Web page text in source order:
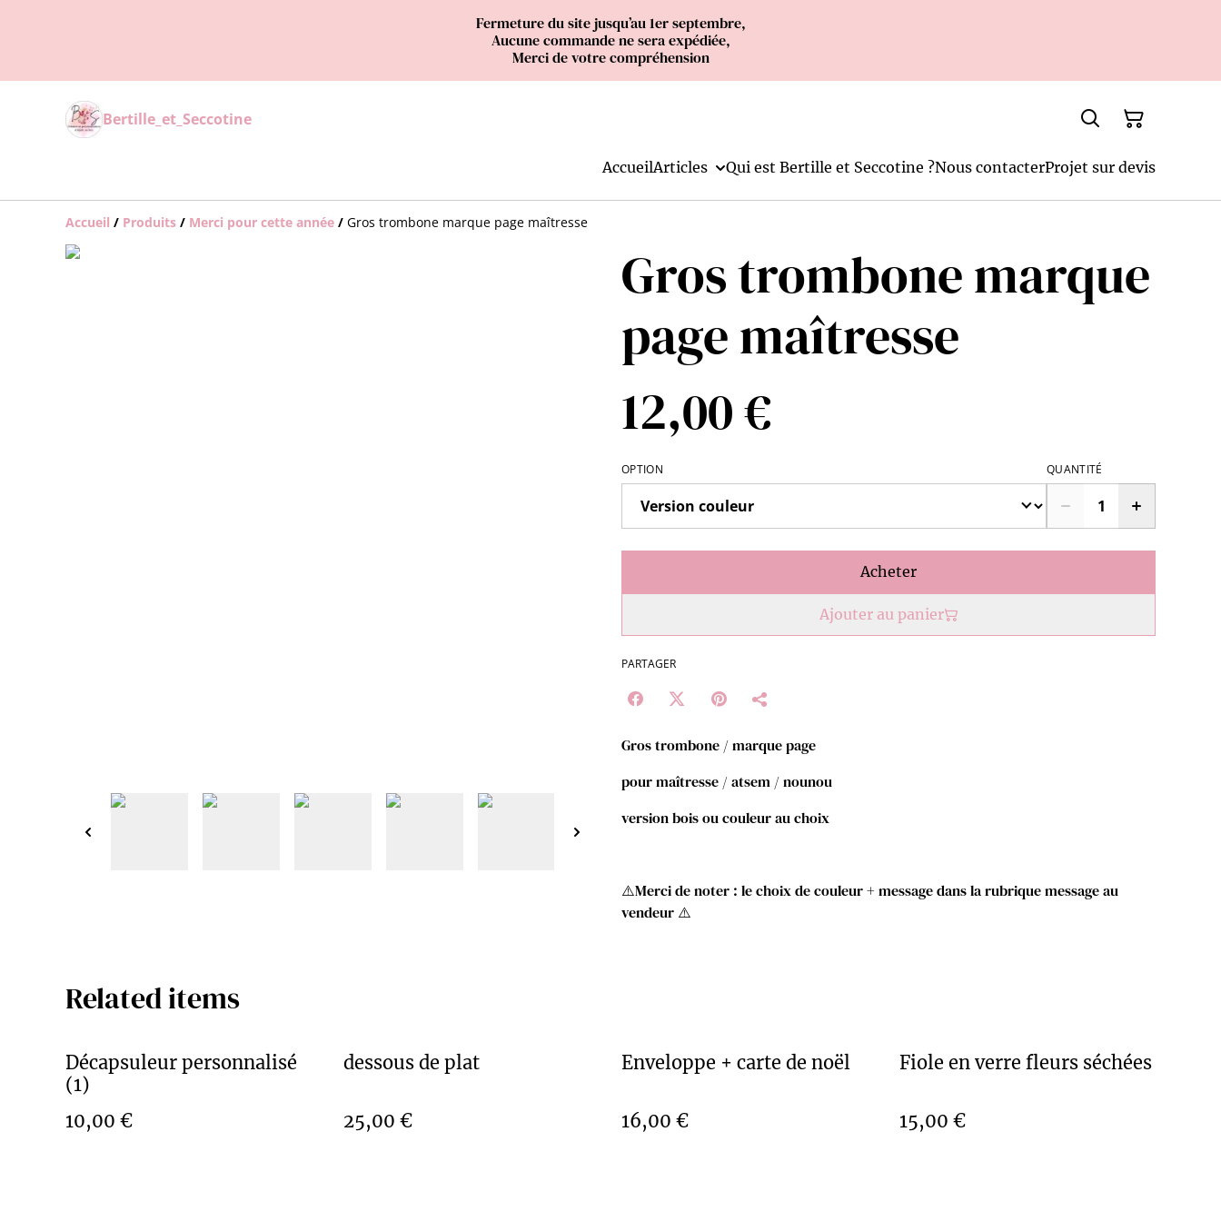
Fermeture du site jusqu’au 1er septembre,
Aucune commande ne sera expédiée,
Merci de votre compréhension
Bertille_et_Seccotine
AccueilArticles Qui est Bertille et Seccotine ?Nous contacterProjet sur devis
Accueil / Produits / Merci pour cette année / Gros trombone marque page maîtresse
Gros trombone marque
page maîtresse
12,00 €
OPTION QUANTITÉ
Acheter
Ajouter au panier
PARTAGER
Gros trombone / marque page
pour maîtresse / atsem / nounou
version bois ou couleur au choix
⚠️Merci de noter : le choix de couleur + message dans la rubrique message au
vendeur ⚠️
Related items
Décapsuleur personnalisé
(1)
10,00 €
dessous de plat
25,00 €
Enveloppe + carte de noël
16,00 €
Fiole en verre fleurs séchées
15,00 €